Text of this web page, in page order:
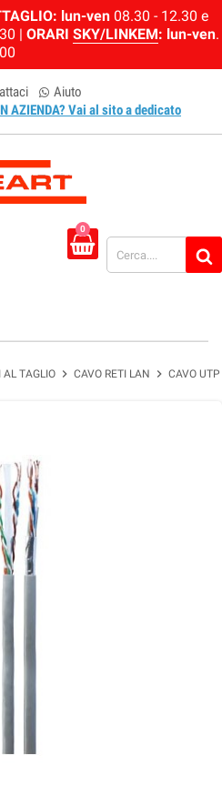
lun-ven 08.30 - 12.30 e
| ORARI SKY/LINKEM: lun-ven.
Aiuto
AZIENDA? Vai al sito a dedicato
0
AL TAGLIO chevron_right CAVO RETI LAN chevron_right CAVO